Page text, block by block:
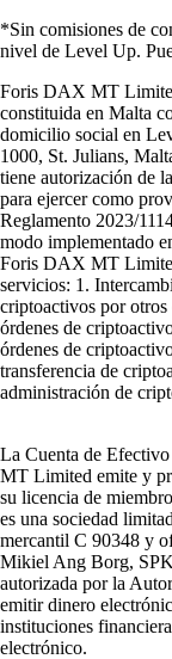
*Sin comisiones de
nivel de Level Up.
Foris DAX MT
constituida en Malta
domicilio social en
1000, St. Julians,
tiene autorización de
para ejercer como
Reglamento 2023/
modo implementado
Foris DAX MT
servicios: 1.
criptoactivos por
órdenes de
órdenes de
transferencia de
administración de
La Cuenta de
MT Limited emite y
su licencia de
es una sociedad
mercantil C 90348 y
Mikiel Ang Borg,
autorizada por la
emitir dinero
instituciones
electrónico.